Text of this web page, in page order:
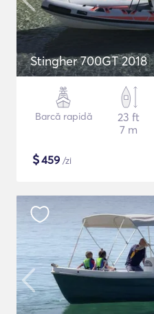
Stingher 700GT 2018
Barcă rapidă
23 ft
7 m
$459 /zi